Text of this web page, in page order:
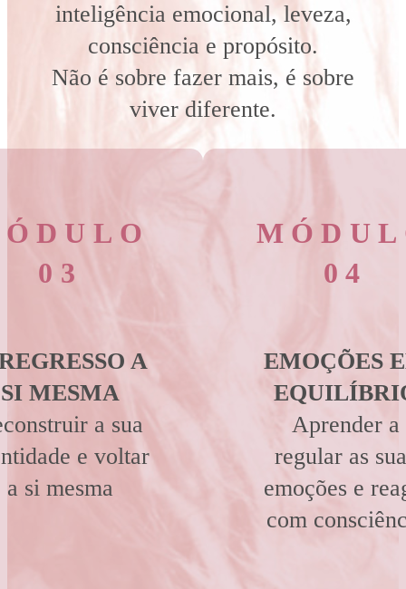
inteligência emocional, leveza,
consciência e propósito.
Não é sobre fazer mais, é sobre
viver diferente.
03
A
SI MESMA
a sua
e voltar
a si mesma
04
EMOÇÕES
Aprender a
regular as
emoções e
com